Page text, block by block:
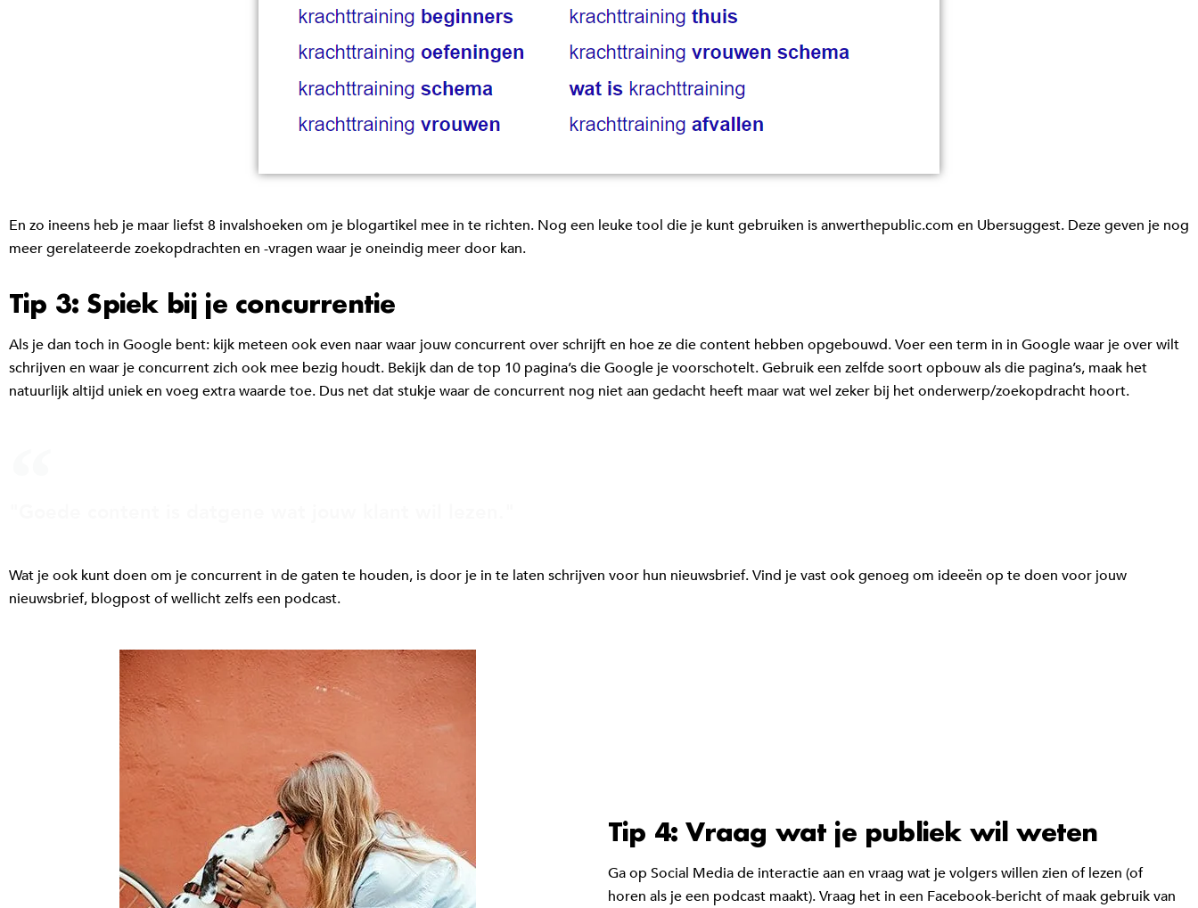
En zo ineens heb je maar liefst 8 invalshoeken om je blogartikel mee in te richten. Nog een leuke tool die je kunt gebruiken is anwerthepublic.com en Ubersuggest. Deze geven je nog
meer gerelateerde zoekopdrachten en -vragen waar je oneindig meer door kan.
Tip 3: Spiek bij je concurrentie
Als je dan toch in Google bent: kijk meteen ook even naar waar jouw concurrent over schrijft en hoe ze die content hebben opgebouwd. Voer een term in in Google waar je over wilt
schrijven en waar je concurrent zich ook mee bezig houdt. Bekijk dan de top 10 pagina’s die Google je voorschotelt. Gebruik een zelfde soort opbouw als die pagina’s, maak het
natuurlijk altijd uniek en voeg extra waarde toe. Dus net dat stukje waar de concurrent nog niet aan gedacht heeft maar wat wel zeker bij het onderwerp/zoekopdracht hoort.
Wat je ook kunt doen om je concurrent in de gaten te houden, is door je in te laten schrijven voor hun nieuwsbrief. Vind je vast ook genoeg om ideeën op te doen voor jouw
nieuwsbrief, blogpost of wellicht zelfs een podcast.
Tip 4: Vraag wat je publiek wil weten
Ga op Social Media de interactie aan en vraag wat je volgers willen zien of lezen (of
horen als je een podcast maakt). Vraag het in een Facebook-bericht of maak gebruik van